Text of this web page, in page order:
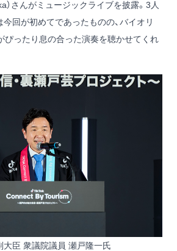
）さんがミュージックライブを披露。3人
回が初めてであったものの、バイオリ
ぴったり息の合った演奏を聴かせてくれ
大臣 衆議院議員 瀬戸隆一氏